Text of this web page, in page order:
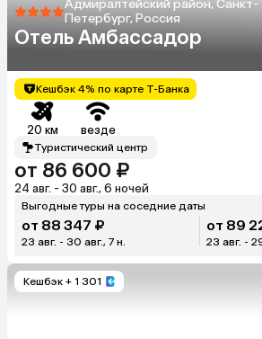
Адмиралтейский район, Санкт-
Петербург, Россия
Отель Амбассадор
Кешбэк 4% по карте Т-Банка
20 км везде
Туристический центр
от 86 600 ₽
24 авг. - 30 авг., 6 ночей
Выгодные туры на соседние даты
от 88 347 ₽
23 авг. - 30 авг., 7 н.
от 89
23 авг. -
Кешбэк + 1 301